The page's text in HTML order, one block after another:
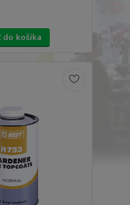
do košíka